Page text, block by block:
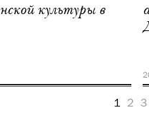
культуры в
1 2 3